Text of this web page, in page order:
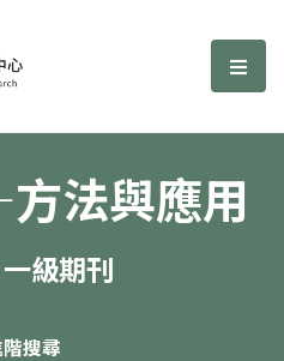
應用期刊 選
法與應用
級期刊
搜尋